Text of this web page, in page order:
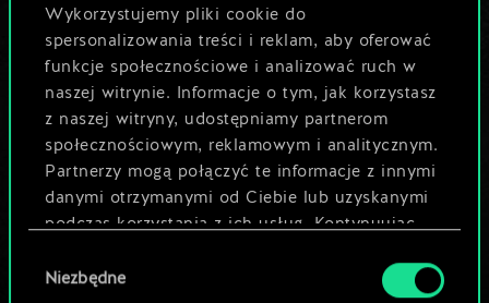
Wykorzystujemy pliki cookie do
spersonalizowania treści i reklam, aby oferować
funkcje społecznościowe i analizować ruch w
naszej witrynie. Informacje o tym, jak korzystasz
z naszej witryny, udostępniamy partnerom
społecznościowym, reklamowym i analitycznym.
Partnerzy mogą połączyć te informacje z innymi
danymi otrzymanymi od Ciebie lub uzyskanymi
podczas korzystania z ich usług. Kontynuując
używanie plików cookie.
zgody
Niezbędne
Nazwij talię i opisz swoją strategię
Edytuj talię
LUB